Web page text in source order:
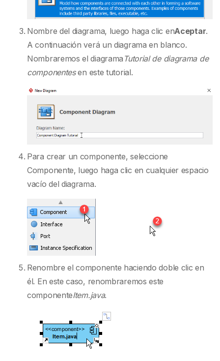
Nombre del diagrama, luego haga clic enAceptar.
A continuación verá un diagrama en blanco.
Nombraremos el diagrama Tutorial de diagrama de
componentesen este tutorial.
Para crear un componente, seleccione
Componente, luego haga clic en cualquier espacio
vacío del diagrama.
Renombre el componente haciendo doble clic en
él. En este caso, renombraremos este
componenteItem.java.